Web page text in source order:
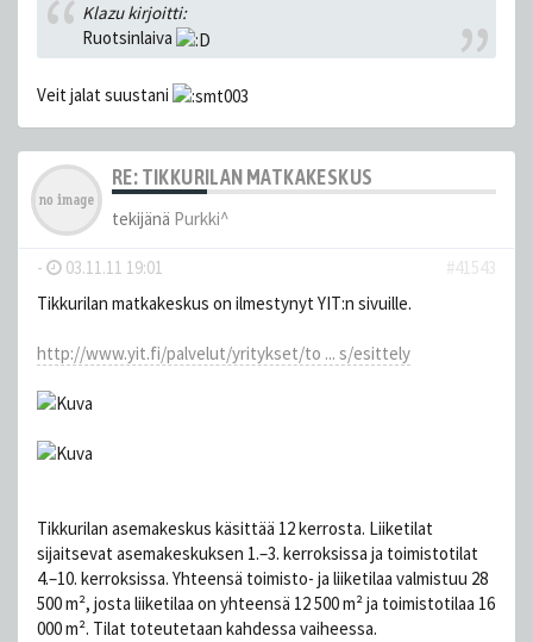
Klazu kirjoitti:
Ruotsinlaiva
Veit jalat suustani
RE: TIKKURILAN MATKAKESKUS
tekijänä Purkki^
- 03.11.11 19:01
#41543
Tikkurilan matkakeskus on ilmestynyt YIT:n sivuille.
http://www.yit.fi/palvelut/yritykset/to ... s/esittely
Tikkurilan asemakeskus käsittää 12 kerrosta. Liiketilat
sijaitsevat asemakeskuksen 1.–3. kerroksissa ja toimistotilat
4.–10. kerroksissa. Yhteensä toimisto- ja liiketilaa valmistuu 28
500 m², josta liiketilaa on yhteensä 12 500 m² ja toimistotilaa 16
000 m². Tilat toteutetaan kahdessa vaiheessa.